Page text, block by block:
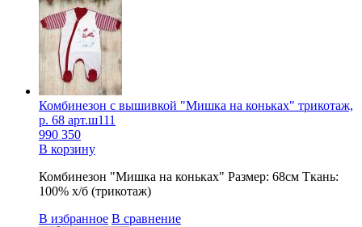
Комбинезон с вышивкой "Мишка на коньках" трикотаж,
р. 68 арт.ш111
990 350
В корзину
Комбинезон "Мишка на коньках" Размер: 68см Ткань:
100% х/б (трикотаж)
В избранное В сравнение